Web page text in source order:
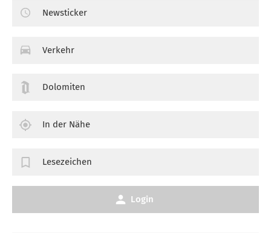
Newsticker
Verkehr
Dolomiten
In der Nähe
Lesezeichen
Login